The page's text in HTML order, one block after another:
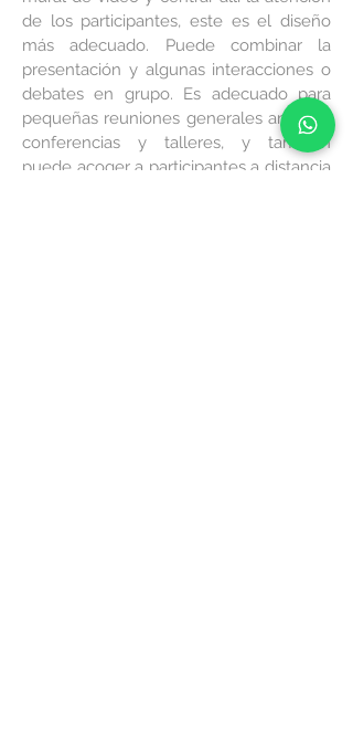
de los participantes, este es el diseño
más adecuado. Puede combinar la
presentación y algunas interacciones o
debates en grupo. Es adecuado para
pequeñas reuniones generales anuales,
conferencias y talleres, y también
puede acoger a participantes a distancia